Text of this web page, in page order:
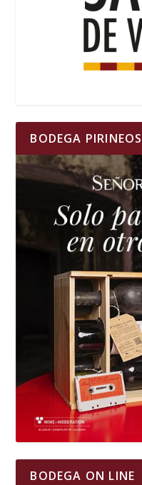
BODEGA PIRINEOS
BODEGA ON LINE